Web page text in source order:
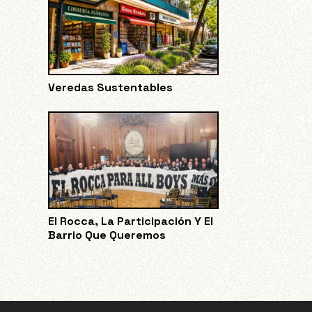
Veredas Sustentables
El Rocca, La Participación Y El
Barrio Que Queremos